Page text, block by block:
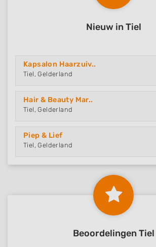
Nieuw in Tiel
Kapsalon Haarzuiv..
Tiel, Gelderland
Hair & Beauty Mar..
Tiel, Gelderland
Piep & Lief
Tiel, Gelderland
Beoordelingen Tiel